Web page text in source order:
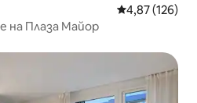
Средна
4,87 (126)
на Плаза Майор
гостите